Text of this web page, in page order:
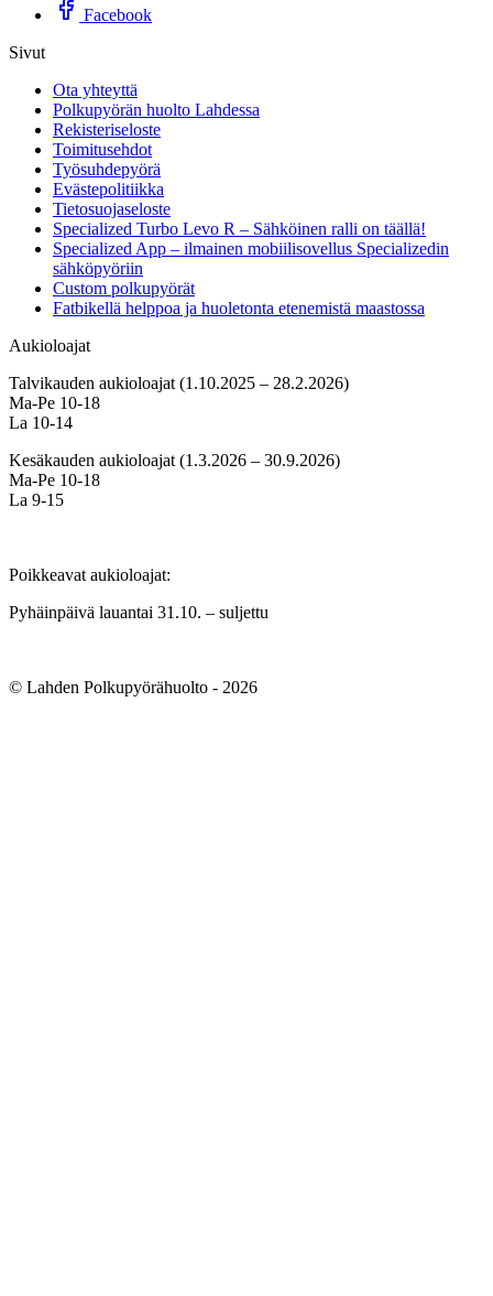
Facebook
Sivut
Ota yhteyttä
Polkupyörän huolto Lahdessa
Rekisteriseloste
Toimitusehdot
Työsuhdepyörä
Evästepolitiikka
Tietosuojaseloste
Specialized Turbo Levo R – Sähköinen ralli on täällä!
Specialized App – ilmainen mobiilisovellus Specializedin
sähköpyöriin
Custom polkupyörät
Fatbikellä helppoa ja huoletonta etenemistä maastossa
Aukioloajat
Talvikauden aukioloajat (1.10.2025 – 28.2.2026)
Ma-Pe 10-18
La 10-14
Kesäkauden aukioloajat (1.3.2026 – 30.9.2026)
Ma-Pe 10-18
La 9-15
Poikkeavat aukioloajat:
Pyhäinpäivä lauantai 31.10. – suljettu
© Lahden Polkupyörähuolto - 2026